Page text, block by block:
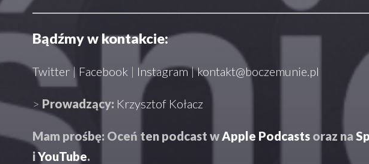
Bądźmy w kontakcie:
Twitter | Facebook | Instagram|kontakt@boczemunie.pl
> Prowadzący: Krzysztof Kołacz
Mam prośbę: Oceń ten podcast w Apple Podcasts oraz na
iYouTube.